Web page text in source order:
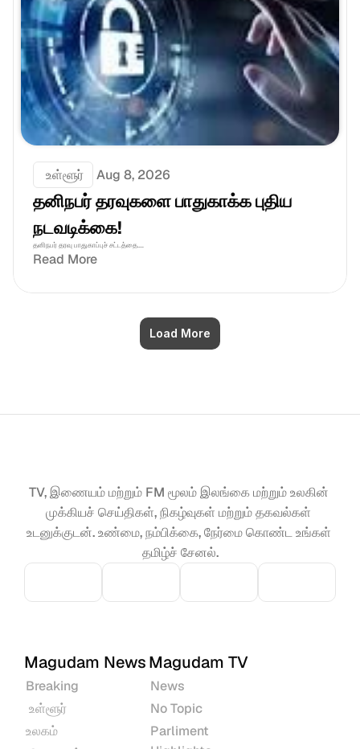
உள்ளூர் Aug 8, 2026
தனிநபர் தரவுகளை பாதுகாக்க புதிய
நடவடிக்கை!
தனிநபர் தரவு பாதுகாப்புச் சட்டத்தை....
Read More
Load More
TV, இணையம் மற்றும் FM மூலம் இலங்கை மற்றும் உலகின்
முக்கியச் செய்திகள், நிகழ்வுகள் மற்றும் தகவல்கள்
உடனுக்குடன். உண்மை, நம்பிக்கை, நேர்மை கொண்ட உங்கள்
தமிழ்ச் சேனல்.
Magudam News
Breaking
உள்ளூர்
உலகம்
Magudam TV
News
No Topic
Parliment